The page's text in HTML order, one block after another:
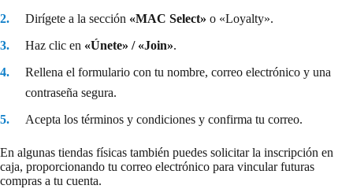
Dirígete a la sección «MAC Select» o «Loyalty».
Haz clic en «Únete» / «Join».
Rellena el formulario con tu nombre, correo electrónico y una
contraseña segura.
Acepta los términos y condiciones y confirma tu correo.
En algunas tiendas físicas también puedes solicitar la inscripción en
caja, proporcionando tu correo electrónico para vincular futuras
compras a tu cuenta.